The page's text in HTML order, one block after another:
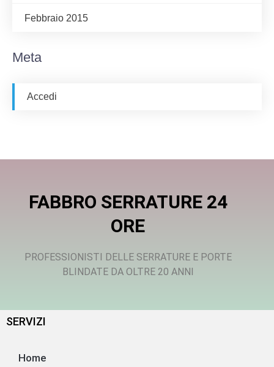
Febbraio 2015
Meta
Accedi
FABBRO SERRATURE 24
ORE
PROFESSIONISTI DELLE SERRATURE E PORTE
BLINDATE DA OLTRE 20 ANNI
SERVIZI
Home